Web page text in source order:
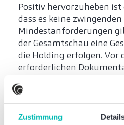
Zustimmung
Positiv hervorzuheben ist
dass es keine zwingenden
Mindestanforderungen
der Gesamtschau eine
die Holding erfolgen. Vor
erforderlichen
einheitlichen
Praxis vermutlich
zusätzlich auf die
Dienstleistungen gesetzt